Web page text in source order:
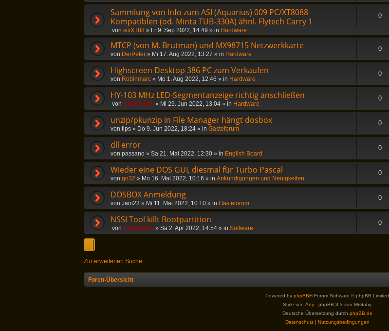
Sammlung von Info zum ASI (Aquarius) 009 PC/XT8088-
Kompatiblen (od. Minta TUB-330A) ähnl. Flytech Carry 1
von sciXT88 » Fr 9. Sep 2022, 14:49 » in Hardware
0
MTCP (von M. Brutman) und MX98715 Netzwerkkarte
von DerPeter » Mi 17. Aug 2022, 13:27 » in Hardware
0
Highscreen Desktop 386 PC zum Verkaufen
von Robinmarc » Mo 1. Aug 2022, 12:46 » in Hardware
0
HY-103 MHz LED-Segmentanzeige richtig anschließen
von ChrisR3tro » Mi 29. Jun 2022, 13:04 » in Hardware
0
unzip/pkunzip in File Manager hängt dosbox
von fips » Do 9. Jun 2022, 18:24 » in Gästeforum
0
dll error
von passano » Sa 21. Mai 2022, 12:30 » in English Board
0
Wieder eine DOS GUI, diesmal für Turbo Pascal
von go32 » Mo 16. Mai 2022, 10:16 » in Ankündigungen und Neuigkeiten
0
DOSBOX Anmeldung
von Jani23 » Mi 11. Mai 2022, 10:10 » in Gästeforum
0
NSSI Tool killt Bootpartition
von ChrisR3tro » Sa 2. Apr 2022, 14:54 » in Software
0
Zur erweiterten Suche
Foren-Übersicht
Powered by phpBB® Forum Software © phpBB Limited
Style von Arty - phpBB 3.3 von MrGaby
Deutsche Übersetzung durch phpBB.de
Datenschutz| Nutzungsbedingungen